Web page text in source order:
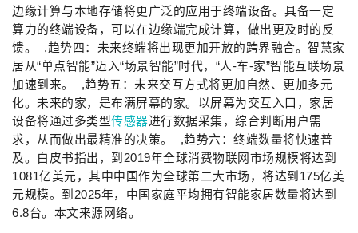
边缘计算与本地存储将更广泛的应用于终端设备。具备一定
算力的终端设备，可以在边缘端完成计算，做出更及时的反
馈。 ,趋势四：未来终端将出现更加开放的跨界融合。智慧家
居从“单点智能”迈入“场景智能”时代，“人-车-家”智能互联场景
加速到来。 ,趋势五：未来交互方式将更加自然、更加多元
化。未来的家，是布满屏幕的家。以屏幕为交互入口，家居
设备将通过多类型传感器进行数据采集，综合判断用户需
求，从而做出最精准的决策。 ,趋势六：终端数量将快速普
及。白皮书指出，到2019年全球消费物联网市场规模将达到
1081亿美元，其中中国作为全球第二大市场，将达到175亿美
元规模。到2025年，中国家庭平均拥有智能家居数量将达到
6.8台。本文来源网络。